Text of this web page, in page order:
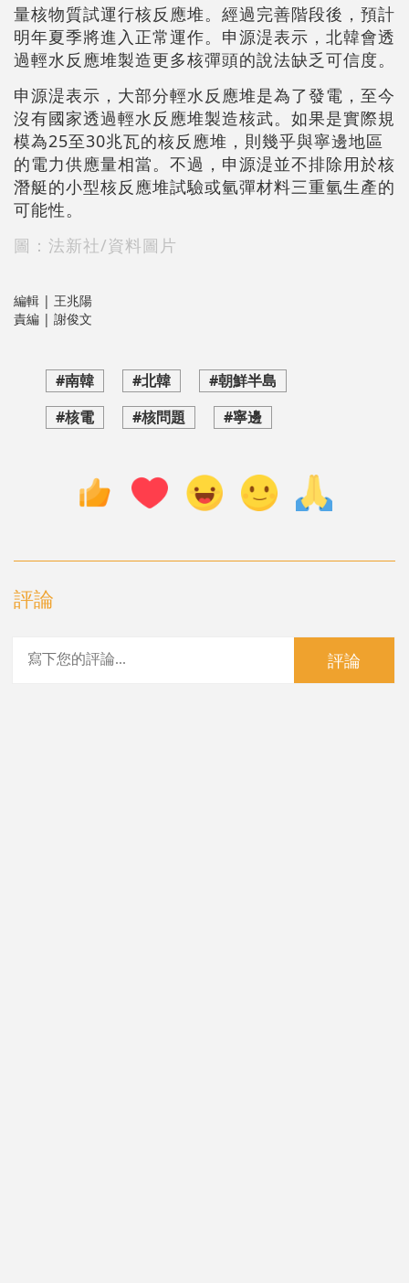
量核物質試運行核反應堆。經過完善階段後，預計
明年夏季將進入正常運作。申源湜表示，北韓會透
過輕水反應堆製造更多核彈頭的說法缺乏可信度。
申源湜表示，大部分輕水反應堆是為了發電，至今
沒有國家透過輕水反應堆製造核武。如果是實際規
模為25至30兆瓦的核反應堆，則幾乎與寧邊地區
的電力供應量相當。不過，申源湜並不排除用於核
潛艇的小型核反應堆試驗或氫彈材料三重氫生產的
可能性。
圖：法新社/資料圖片
編輯 | 王兆陽
責編 | 謝俊文
#南韓 #北韓
#朝鮮半島
#核電
#核問題 #寧邊
評論
評論